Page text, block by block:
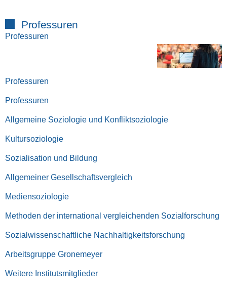
Professuren
Professuren
Professuren
Professuren
Allgemeine Soziologie und Konfliktsoziologie
Kultursoziologie
Sozialisation und Bildung
Allgemeiner Gesellschaftsvergleich
Mediensoziologie
Methoden der international vergleichenden Sozialforschung
Sozialwissenschaftliche Nachhaltigkeitsforschung
Arbeitsgruppe Gronemeyer
Weitere Institutsmitglieder